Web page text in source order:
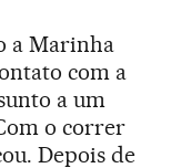
a Marinha
com a
a um
o correr
Depois de